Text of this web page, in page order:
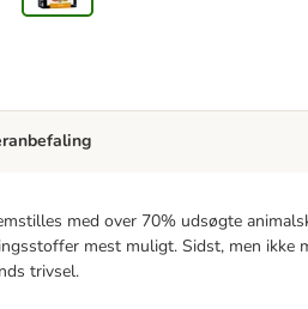
med over 70% udsøgte
mest muligt. Sidst, men ikke
trivsel.